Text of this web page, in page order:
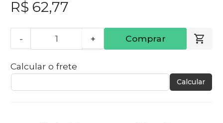
R$ 62,77
- + Comprar
Calcular o frete
Calcular